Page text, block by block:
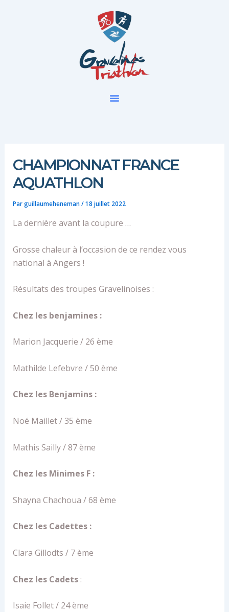
CHAMPIONNAT FRANCE
AQUATHLON
Parguillaumeheneman/18 juillet 2022
La dernière avant la coupure …
Grosse chaleur à l’occasion de ce rendez vous
national à Angers !
Résultats des troupes Gravelinoises :
Chez les benjamines :
Marion Jacquerie / 26 ème
Mathilde Lefebvre / 50 ème
Chez les Benjamins :
Noé Maillet / 35 ème
Mathis Sailly / 87 ème
Chez les Minimes F :
Shayna Chachoua / 68 ème
Chez les Cadettes :
Clara Gillodts / 7 ème
Chez les Cadets:
Isaie Follet / 24 ème